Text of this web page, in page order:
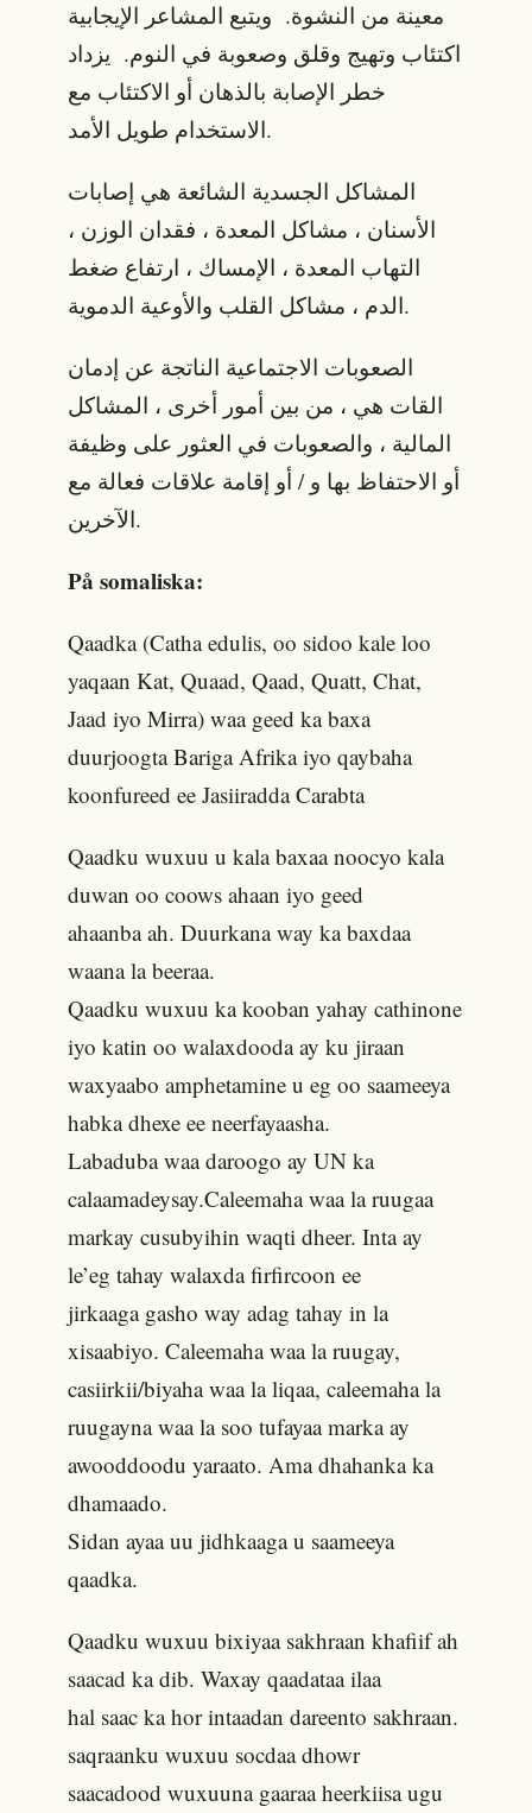
معينة من النشوة. ويتبع المشاعر الإيجابية
اكتئاب وتهيج وقلق وصعوبة في النوم. يزداد
خطر الإصابة بالذهان أو الاكتئاب مع
الاستخدام طويل الأمد.
المشاكل الجسدية الشائعة هي إصابات
الأسنان ، مشاكل المعدة ، فقدان الوزن ،
التهاب المعدة ، الإمساك ، ارتفاع ضغط
الدم ، مشاكل القلب والأوعية الدموية.
الصعوبات الاجتماعية الناتجة عن إدمان
القات هي ، من بين أمور أخرى ، المشاكل
المالية ، والصعوبات في العثور على وظيفة
أو الاحتفاظ بها و / أو إقامة علاقات فعالة مع
الآخرين.
På somaliska:
Qaadka (Catha edulis, oo sidoo kale loo
yaqaan Kat, Quaad, Qaad, Quatt, Chat,
Jaad iyo Mirra) waa geed ka baxa
duurjoogta Bariga Afrika iyo qaybaha
koonfureed ee Jasiiradda Carabta
Qaadku wuxuu u kala baxaa noocyo kala
duwan oo coows ahaan iyo geed
ahaanba ah. Duurkana way ka baxdaa
waana la beeraa.
Qaadku wuxuu ka kooban yahay cathinone
iyo katin oo walaxdooda ay ku jiraan
waxyaabo amphetamine u eg oo saameeya
habka dhexe ee neerfayaasha.
Labaduba waa daroogo ay UN ka
calaamadeysay.Caleemaha waa la ruugaa
markay cusubyihin waqti dheer. Inta ay
le’eg tahay walaxda firfircoon ee
jirkaaga gasho way adag tahay in la
xisaabiyo. Caleemaha waa la ruugay,
casiirkii/biyaha waa la liqaa, caleemaha la
ruugayna waa la soo tufayaa marka ay
awooddoodu yaraato. Ama dhahanka ka
dhamaado.
Sidan ayaa uu jidhkaaga u saameeya
qaadka.
Qaadku wuxuu bixiyaa sakhraan khafiif ah
saacad ka dib. Waxay qaadataa ilaa
hal saac ka hor intaadan dareento sakhraan.
saqraanku wuxuu socdaa dhowr
saacadood wuxuuna gaaraa heerkiisa ugu